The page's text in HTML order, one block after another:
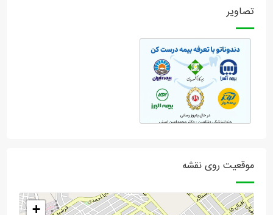
تصاویر
موقعیت روی نقشه
+